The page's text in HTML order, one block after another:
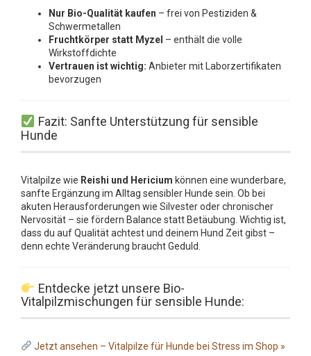
Nur Bio-Qualität kaufen – frei von Pestiziden &
Schwermetallen
Fruchtkörper statt Myzel – enthält die volle
Wirkstoffdichte
Vertrauen ist wichtig: Anbieter mit Laborzertifikaten
bevorzugen
Fazit: Sanfte Unterstützung für sensible
Hunde
Vitalpilze wie Reishi und Hericium können eine wunderbare,
sanfte Ergänzung im Alltag sensibler Hunde sein. Ob bei
akuten Herausforderungen wie Silvester oder chronischer
Nervosität – sie fördern Balance statt Betäubung. Wichtig ist,
dass du auf Qualität achtest und deinem Hund Zeit gibst –
denn echte Veränderung braucht Geduld.
Entdecke jetzt unsere Bio-
Vitalpilzmischungen für sensible Hunde:
Jetzt ansehen – Vitalpilze für Hunde bei Stress im Shop »